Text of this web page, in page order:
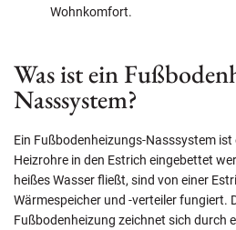
Wohnkomfort.
Was ist ein
Nasssystem?
Ein Fußbodenheizungs-Nasssystem ist
Heizrohre in den Estrich eingebettet
heißes Wasser fließt, sind von einer
Wärmespeicher und -verteiler fungiert.
Fußbodenheizung zeichnet sich durch